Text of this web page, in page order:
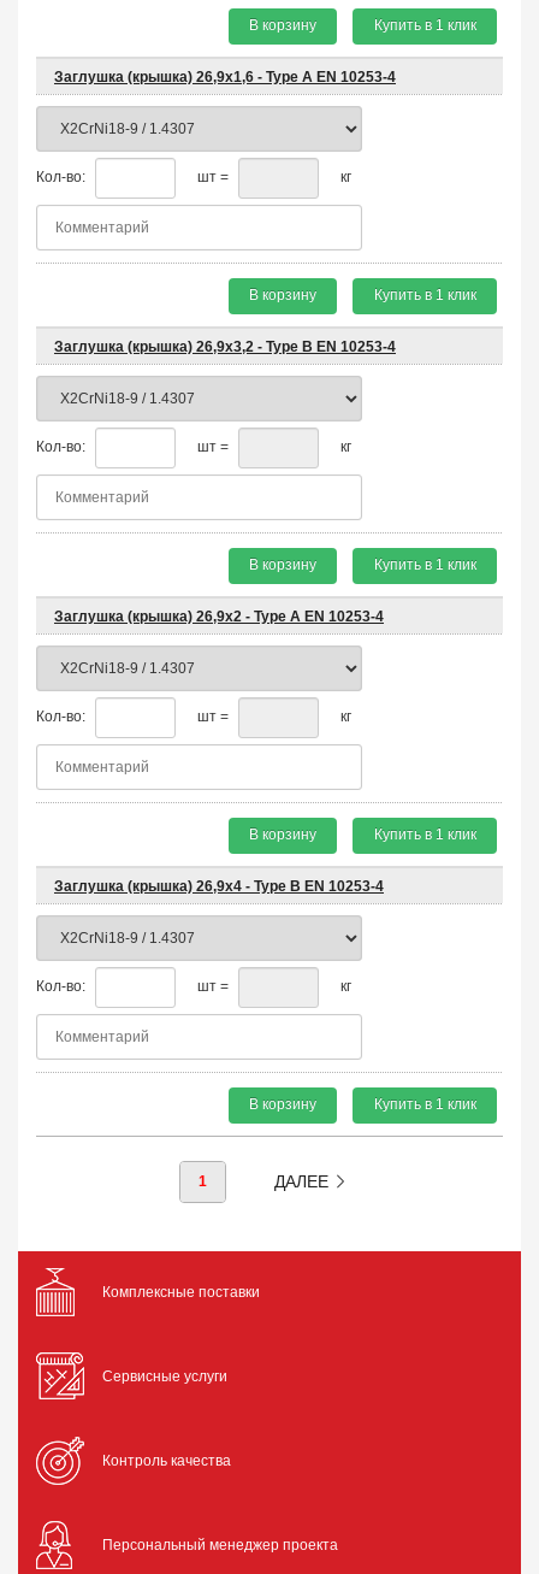
В корзину Купить в 1 клик
Заглушка (крышка) 26,9х1,6 - Type A EN 10253-4
Кол-во: шт = кг
В корзину Купить в 1 клик
Заглушка (крышка) 26,9х3,2 - Type B EN 10253-4
Кол-во: шт = кг
В корзину Купить в 1 клик
Заглушка (крышка) 26,9х2 - Type A EN 10253-4
Кол-во: шт = кг
В корзину Купить в 1 клик
Заглушка (крышка) 26,9х4 - Type B EN 10253-4
Кол-во: шт = кг
В корзину Купить в 1 клик
1 ДАЛЕЕ
Комплексные поставки
Сервисные услуги
Контроль качества
Персональный менеджер проекта